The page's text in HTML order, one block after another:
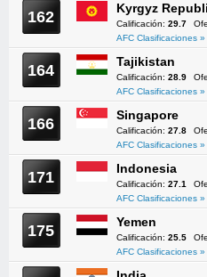
162 Kyrgyz
Calificación: 29.7
AFC Clasificaciones »
164 Tajikistan
Calificación: 28.9
AFC Clasificaciones »
166 Singapore
Calificación: 27.8
AFC Clasificaciones »
171 Indonesia
Calificación: 27.1
AFC Clasificaciones »
175 Yemen
Calificación: 25.5
AFC Clasificaciones »